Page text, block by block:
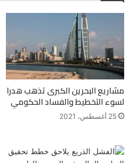
مشاريع البحرين الكبرى تذهب هدرا
لسوء التخطيط والفساد الحكومي
25 أغسطس، 2021